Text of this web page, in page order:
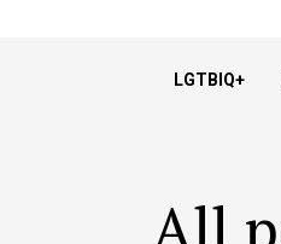
LGTBIQ+